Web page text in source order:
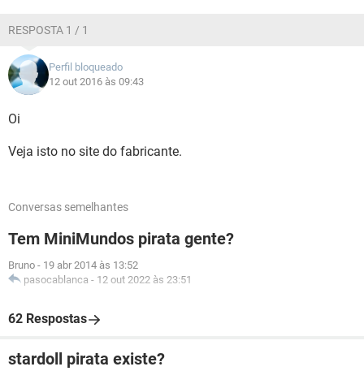
RESPOSTA 1 / 1
Perfil bloqueado
12 out 2016 às 09:43
Oi
Veja isto no site do fabricante.
Conversas semelhantes
Tem MiniMundos pirata gente?
Bruno - 19 abr 2014 às 13:52
pasocablanca - 12 out 2022 às 23:51
62 Respostas
stardoll pirata existe?